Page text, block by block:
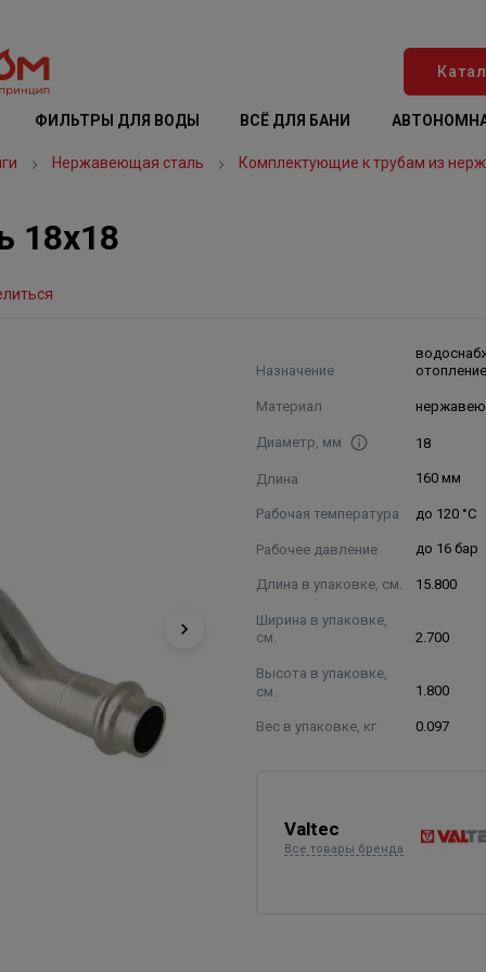
ФИЛЬТРЫ ДЛЯ ВОДЫ ВСЁ ДЛЯ БАНИ
Нержавеющая сталь Комплектующие к трубам из
18х18
Назначение
Материал
Диаметр, мм 18
Длина 160 мм
Рабочая температура до 120 °С
Рабочее давление до 16 бар
Длина в упаковке, см. 15.800
Ширина в упаковке,
см.
2.700
Высота в упаковке,
см.
1.800
Вес в упаковке, кг 0.097
Valtec
Все товары бренда